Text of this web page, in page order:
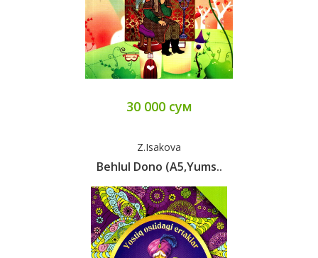
30 000 сум
Z.Isakova
Behlul Dono (A5,yums..